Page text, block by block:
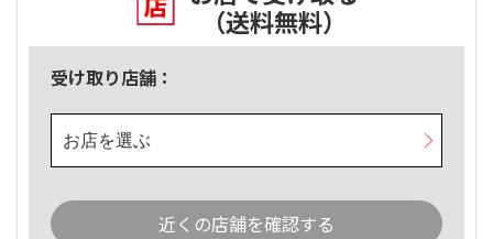
（送料無料）
受け取り店舗：
お店を選ぶ
近くの店舗を確認する